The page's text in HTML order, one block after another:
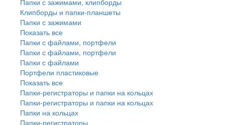
Клипборды и папки-планшеты
Папки с зажимами
Показать все
Папки с файлами, портфели
Папки с файлами, портфели
Папки с файлами
Портфели пластиковые
Показать все
Папки-регистраторы и папки на кольцах
Папки-регистраторы и папки на кольцах
Папки на кольцах
Папки-регистраторы